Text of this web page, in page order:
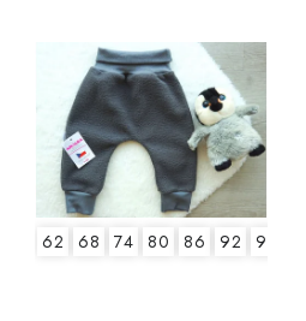
62 68 74 80 86 92 98